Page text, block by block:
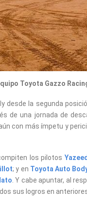
Toyota Gazzo
desde la segunda
de una jornada de
con más ímpetu y
los pilotos
; y en Toyota Auto
. Y cabe apuntar, al
sus logros en